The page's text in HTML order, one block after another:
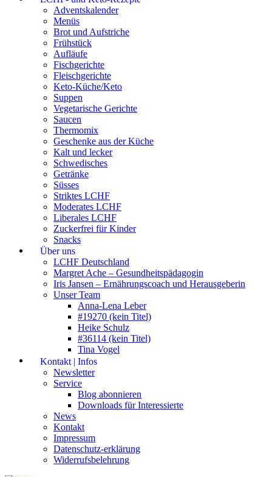
Adventskalender
Menüs
Brot und Aufstriche
Frühstück
Aufläufe
Fischgerichte
Fleischgerichte
Keto-Küche/Keto
Suppen
Vegetarische Gerichte
Saucen
Thermomix
Geschenke aus der Küche
Kalt und lecker
Schwedisches
Getränke
Süsses
Striktes LCHF
Moderates LCHF
Liberales LCHF
Zuckerfrei für Kinder
Snacks
Über uns
LCHF Deutschland
Margret Ache – Gesundheitspädagogin
Iris Jansen – Ernährungscoach und Herausgeberin
Unser Team
Anna-Lena Leber
#19270 (kein Titel)
Heike Schulz
#36114 (kein Titel)
Tina Vogel
Kontakt | Infos
Newsletter
Service
Blog abonnieren
Downloads für Interessierte
News
Kontakt
Impressum
Datenschutz-erklärung
Widerrufsbelehrung